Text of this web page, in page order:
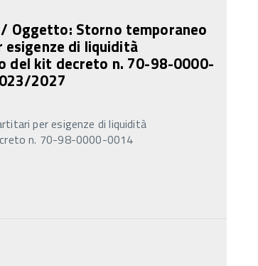
Oggetto: Storno temporaneo
di liquidità
del kit decreto n. 70-98-0000-
2027
per esigenze di liquidità
n. 70-98-0000-0014